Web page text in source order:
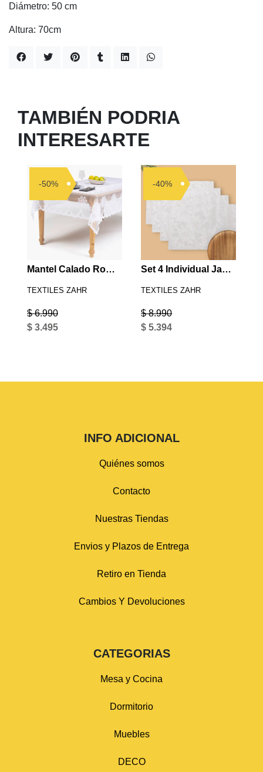
Diámetro: 50 cm
Altura: 70cm
TAMBIÉN PODRIA
INTERESARTE
-50%
Mantel Calado Romantic
TEXTILES ZAHR
$ 6.990
$ 3.495
-40%
Set 4 Individual Jacquard
TEXTILES ZAHR
$ 8.990
$ 5.394
INFO ADICIONAL
Quiénes somos
Contacto
Nuestras Tiendas
Envios y Plazos de Entrega
Retiro en Tienda
Cambios Y Devoluciones
CATEGORIAS
Mesa y Cocina
Dormitorio
Muebles
DECO